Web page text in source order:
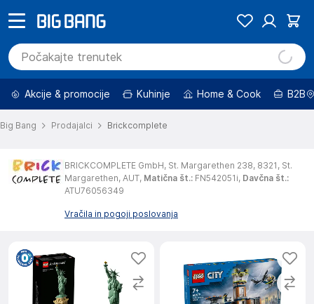
Akcije & promocije Kuhinje Home & Cook B2B
Big Bang Prodajalci Brickcomplete
BRICKCOMPLETE GmbH, St. Margarethen 238, 8321, St.
Margarethen, AUT, Matična št.: FN542051i, Davčna št.:
ATU76056349
Vračila in pogoji poslovanja